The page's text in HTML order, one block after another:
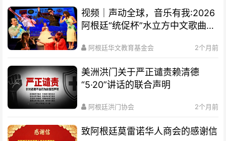
视频｜声动全球，音乐有我:2026
阿根廷“统促杯”水立方中文歌曲大
阿根廷华文教育基金会 2个月前
美洲洪门关于严正谴责赖清德
“5·20”讲话的联合声明
阿根廷洪门协会 2个月前
致阿根廷莫雷诺华人商会的感谢信